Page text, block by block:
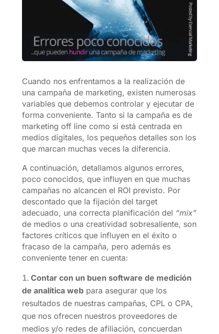
Cuando nos enfrentamos a la realización de
una campaña de marketing, existen numerosas
variables que debemos controlar y ejecutar de
forma conveniente. Tanto si la campaña es de
marketing off line como si está centrada en
medios digitales, los pequeños detalles son los
que marcan muchas veces la diferencia.
A continuación, detallamos algunos errores,
poco conocidos, que influyen en que muchas
campañas no alcancen el ROI previsto. Por
descontado que la fijación del target
adecuado, una correcta planificación del “mix”
de medios o una creatividad sobresaliente, son
factores críticos que influyen en el éxito o
fracaso de la campaña, pero además es
conveniente tener en cuenta:
Contar con un buen software de medición
de analítica webpara asegurar que los
resultados de nuestras campañas, CPL o CPA,
que nos ofrecen nuestros proveedores de
medios y/o redes de afiliación, concuerdan